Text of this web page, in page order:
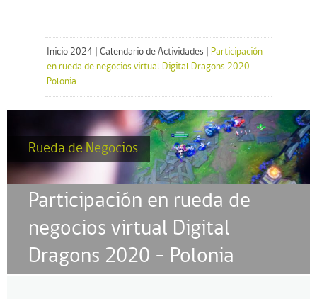
Inicio 2024 Calendario de Actividades
Participación
en rueda de negocios virtual Digital Dragons 2020 -
Polonia
Rueda de Negocios
Participación en rueda de
negocios virtual Digital
Dragons 2020 – Polonia